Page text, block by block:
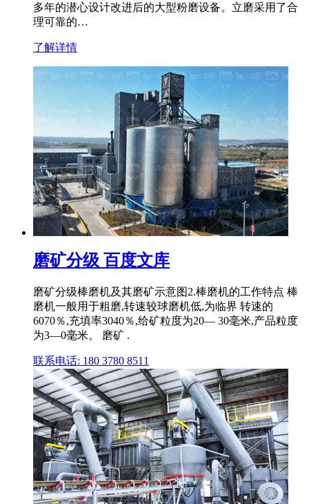
多年的潜心设计改进后的大型粉磨设备。立磨采用了合
理可靠的…
了解详情
磨矿分级 百度文库
磨矿分级棒磨机及其磨矿示意图2.棒磨机的工作特点 棒
磨机一般用于粗磨,转速较球磨机低,为临界 转速的
6070％,充填率3040％,给矿粒度为20— 30毫米,产品粒度
为3—0毫米。 磨矿 .
联系电话: 180 3780 8511